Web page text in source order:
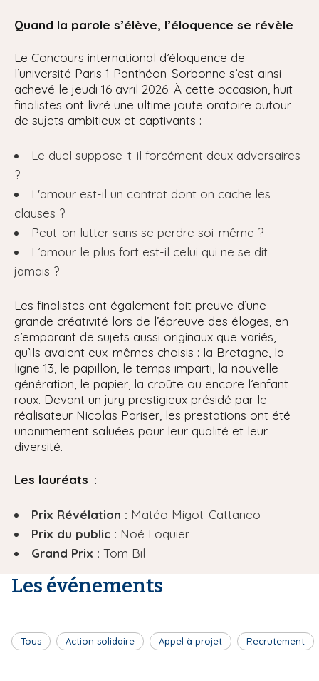
Quand la parole s’élève, l’éloquence se révèle
Le Concours international d’éloquence de
l’université Paris 1 Panthéon-Sorbonne s’est ainsi
achevé le jeudi 16 avril 2026. À cette occasion, huit
finalistes ont livré une ultime joute oratoire autour
de sujets ambitieux et captivants :
Le duel suppose-t-il forcément deux adversaires
?
L'amour est-il un contrat dont on cache les
clauses ?
Peut-on lutter sans se perdre soi-même ?
L’amour le plus fort est-il celui qui ne se dit
jamais ?
Les finalistes ont également fait preuve d’une
grande créativité lors de l’épreuve des éloges, en
s’emparant de sujets aussi originaux que variés,
qu’ils avaient eux-mêmes choisis : la Bretagne, la
ligne 13, le papillon, le temps imparti, la nouvelle
génération, le papier, la croûte ou encore l’enfant
roux. Devant un jury prestigieux présidé par le
réalisateur Nicolas Pariser, les prestations ont été
unanimement saluées pour leur qualité et leur
diversité.
Les lauréats :
Prix Révélation : Matéo Migot-Cattaneo
Prix du public : Noé Loquier
Grand Prix : Tom Bil
Les événements
Tous Action solidaire Appel à projet Recrutement